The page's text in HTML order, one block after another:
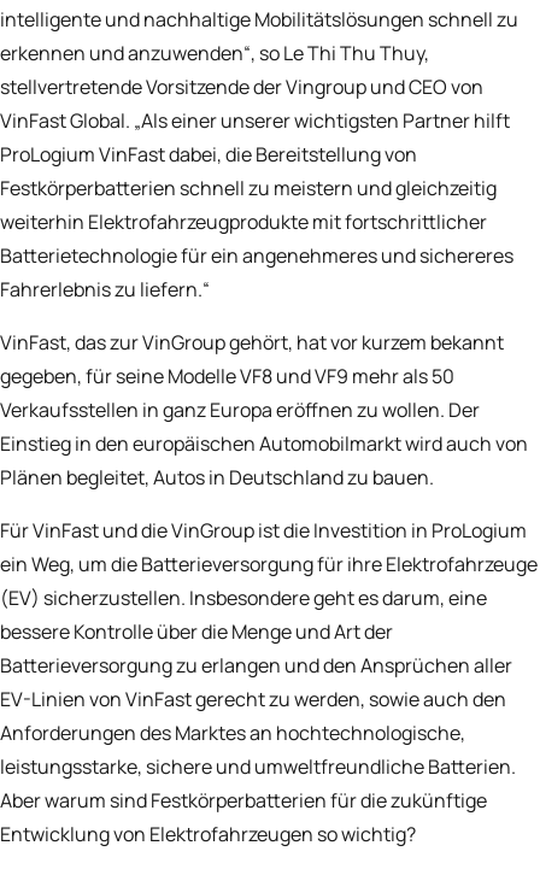
intelligente und nachhaltige Mobilitätslösungen schnell zu
erkennen und anzuwenden“, so Le Thi Thu Thuy,
stellvertretende Vorsitzende der Vingroup und CEO von
VinFast Global. „Als einer unserer wichtigsten Partner hilft
ProLogium VinFast dabei, die Bereitstellung von
Festkörperbatterien schnell zu meistern und gleichzeitig
weiterhin Elektrofahrzeugprodukte mit fortschrittlicher
Batterietechnologie für ein angenehmeres und sichereres
Fahrerlebnis zu liefern.“
VinFast, das zur VinGroup gehört, hat vor kurzem bekannt
gegeben, für seine Modelle VF8 und VF9 mehr als 50
Verkaufsstellen in ganz Europa eröffnen zu wollen. Der
Einstieg in den europäischen Automobilmarkt wird auch von
Plänen begleitet, Autos in Deutschland zu bauen.
Für VinFast und die VinGroup ist die Investition in ProLogium
ein Weg, um die Batterieversorgung für ihre Elektrofahrzeuge
(EV) sicherzustellen. Insbesondere geht es darum, eine
bessere Kontrolle über die Menge und Art der
Batterieversorgung zu erlangen und den Ansprüchen aller
EV-Linien von VinFast gerecht zu werden, sowie auch den
Anforderungen des Marktes an hochtechnologische,
leistungsstarke, sichere und umweltfreundliche Batterien.
Aber warum sind Festkörperbatterien für die zukünftige
Entwicklung von Elektrofahrzeugen so wichtig?